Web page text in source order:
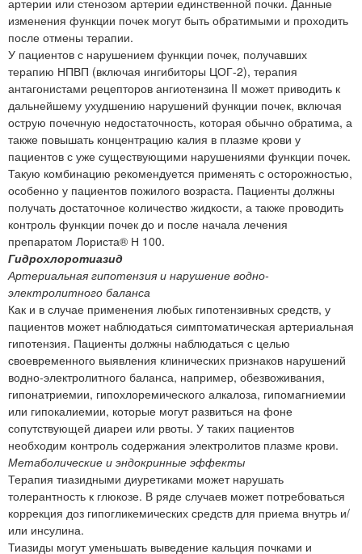
артерии или стенозом артерии единственной почки. Данные
изменения функции почек могут быть обратимыми и проходить
после отмены терапии.
У пациентов с нарушением функции почек, получавших
терапию НПВП (включая ингибиторы ЦОГ-2), терапия
антагонистами рецепторов ангиотензина II может приводить к
дальнейшему ухудшению нарушений функции почек, включая
острую почечную недостаточность, которая обычно обратима, а
также повышать концентрацию калия в плазме крови у
пациентов с уже существующими нарушениями функции почек.
Такую комбинацию рекомендуется применять с осторожностью,
особенно у пациентов пожилого возраста. Пациенты должны
получать достаточное количество жидкости, а также проводить
контроль функции почек до и после начала лечения
препаратом Лориста® Н 100.
Гидрохлоротиазид
Артериальная гипотензия и нарушение водно-
электролитного баланса
Как и в случае применения любых гипотензивных средств, у
пациентов может наблюдаться симптоматическая артериальная
гипотензия. Пациенты должны наблюдаться с целью
своевременного выявления клинических признаков нарушений
водно-электролитного баланса, например, обезвоживания,
гипонатриемии, гипохлоремического алкалоза, гипомагниемии
или гипокалиемии, которые могут развиться на фоне
сопутствующей диареи или рвоты. У таких пациентов
необходим контроль содержания электролитов плазме крови.
Метаболические и эндокринные эффекты
Терапия тиазидными диуретиками может нарушать
толерантность к глюкозе. В ряде случаев может потребоваться
коррекция доз гипогликемических средств для приема внутрь и/
или инсулина.
Тиазиды могут уменьшать выведение кальция почками и